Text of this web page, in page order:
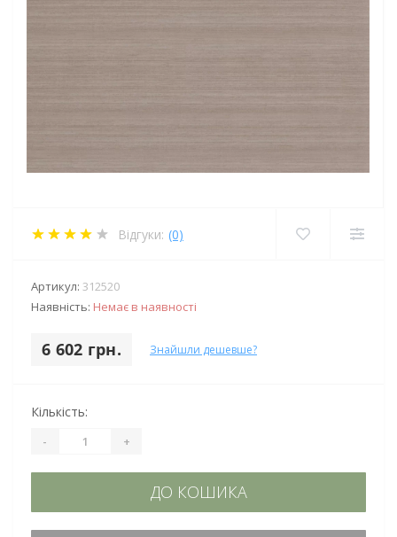
Відгуки: (0)
Артикул: 312520
Наявність: Немає в наявності
6 602 грн. Знайшли дешевше?
Кількість:
- +
ДО КОШИКА